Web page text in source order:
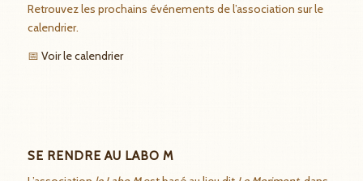
Retrouvez les prochains événements de l’association sur le
calendrier.
📅 Voir le calendrier
SE RENDRE AU LABO M